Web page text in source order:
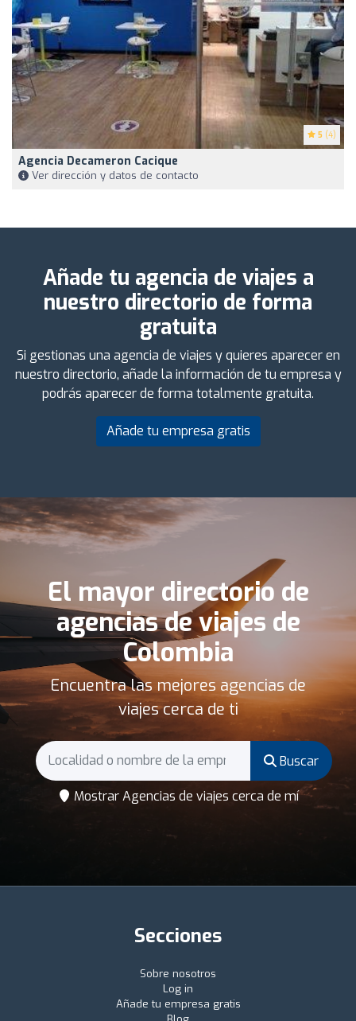
5 (4)
Agencia Decameron Cacique
Ver dirección y datos de contacto
Añade tu agencia de viajes a
nuestro directorio de forma
gratuita
Si gestionas una agencia de viajes y quieres aparecer en
nuestro directorio, añade la información de tu empresa y
podrás aparecer de forma totalmente gratuita.
Añade tu empresa gratis
El mayor directorio de
agencias de viajes de
Colombia
Encuentra las mejores agencias de
viajes cerca de ti
Buscar
Mostrar Agencias de viajes cerca de mí
Secciones
Sobre nosotros
Log in
Añade tu empresa gratis